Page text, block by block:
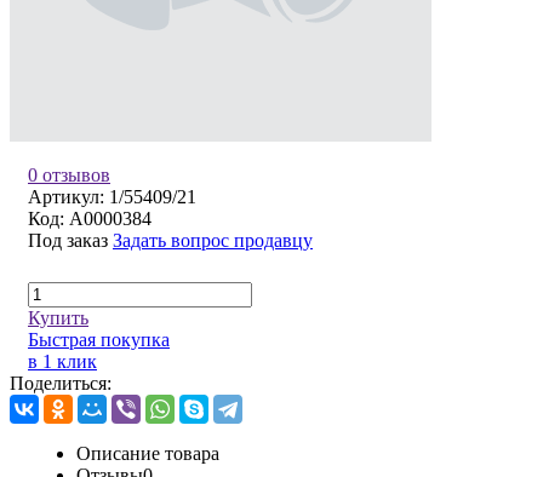
0 отзывов
Артикул: 1/55409/21
Код: A0000384
Под заказ Задать вопрос продавцу
Купить
Быстрая покупка
в 1 клик
Поделиться:
Описание товара